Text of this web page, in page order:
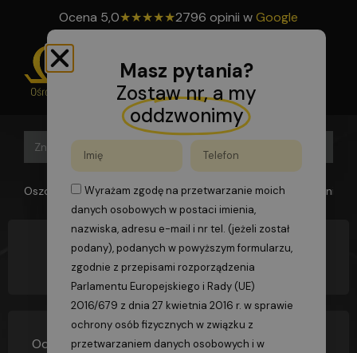
Ocena 5,0★★★★★2796 opinii wGoogle
Search
for:
Search
Oszomega>FAQs> Kto jest odpowiedzialny za zapewnienie
Kto jest odpowiedzialny za zapewnienie
prawidłowej eksploatacji urządzeń
Odpowiedzialnym jest eksploatujący czyli
Masz pytania?
Zostaw nr, a my
oddzwonimy
Wyrażam zgodę na przetwarzanie moich
danych osobowych w postaci imienia,
nazwiska, adresu e-mail i nr tel. (jeżeli został
podany), podanych w powyższym formularzu,
zgodnie z przepisami rozporządzenia
Parlamentu Europejskiego i Rady (UE)
2016/679 z dnia 27 kwietnia 2016 r. w sprawie
ochrony osób fizycznych w związku z
przetwarzaniem danych osobowych i w